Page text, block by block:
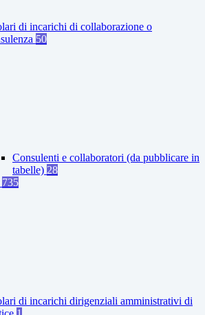
di incarichi di collaborazione o
50
Consulenti e collaboratori (da pubblicare in
tabelle) 28
735
di incarichi dirigenziali amministrativi di